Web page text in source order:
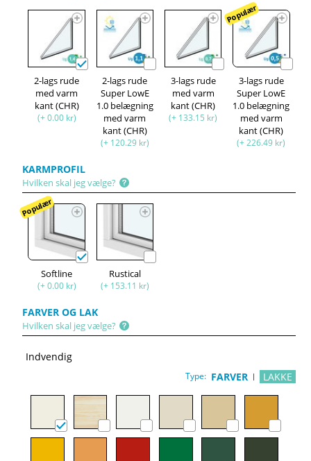
2-lags rude
med varm
kant (CHR)
(+ 0.00 kr)
2-lags rude
Super LowE
1.0 belægning
med varm
kant (CHR)
(+ 120.29 kr)
3-lags rude
med varm
kant (CHR)
(+ 133.15 kr)
Populær
3-lags rude
Super LowE
1.0 belægning
med varm
kant (CHR)
(+ 226.49 kr)
KARMPROFIL
Hvilken skal jeg vælge?
Populær
Softline
(+ 0.00 kr)
Rustical
(+ 153.11 kr)
FARVER OG LAK
Hvilken skal jeg vælge?
Indvendig
Type: FARVER LAKKE